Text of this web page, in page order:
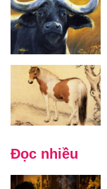
Đọc nhiều